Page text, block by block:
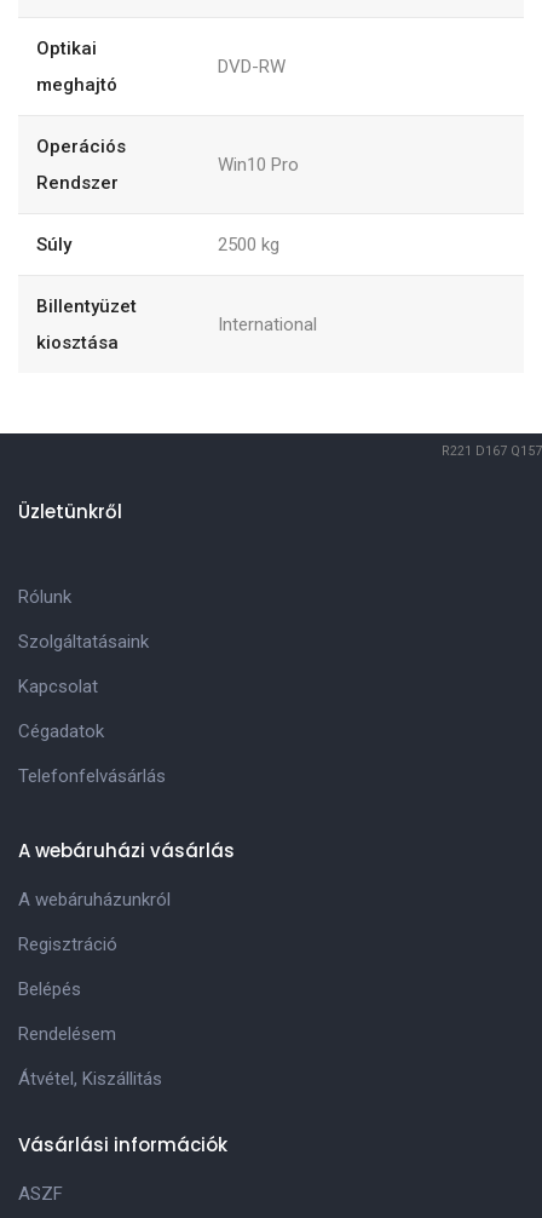
Optikai
meghajtó
DVD-RW
Operációs
Rendszer
Win10 Pro
Súly 2500 kg
Billentyüzet
kiosztása
International
R221 D167 Q157
Üzletünkről
Rólunk
Szolgáltatásaink
Kapcsolat
Cégadatok
Telefonfelvásárlás
A webáruházi vásárlás
A webáruházunkról
Regisztráció
Belépés
Rendelésem
Átvétel, Kiszállitás
Vásárlási információk
ASZF